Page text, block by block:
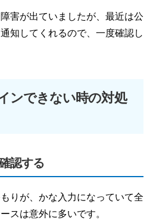
害が出ていましたが、最近は公
知してくれるので、一度確認し
ンできない時の対処
認する
りが、かな入力になっていて全
スは意外に多いです。